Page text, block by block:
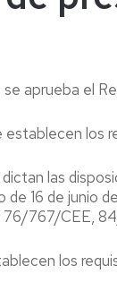
Salud
Riesgo
para
el
lactancia
de
situación
/
se aprueba el
establecen los
las
16 de junio
76/767/CEE,
los